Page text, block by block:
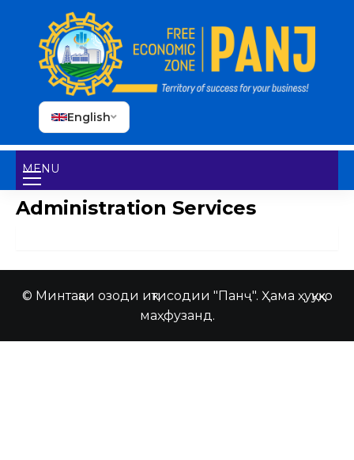
English
MENU
Administration Services
© Минтақаи озоди иқтисодии "Панҷ". Ҳама ҳуқуқҳо
маҳфузанд.